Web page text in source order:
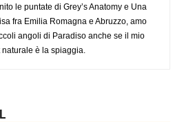
le puntate di Grey’s Anatomy e Una
fra Emilia Romagna e Abruzzo, amo
angoli di Paradiso anche se il mio
naturale è la spiaggia.